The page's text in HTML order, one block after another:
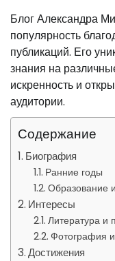
Блог Александра
популярность
публикаций. Его
знания на
искренность и
аудитории.
Содержание
Биография
Ранние годы
Образование
Интересы
Литература и
Фотография
Достижения